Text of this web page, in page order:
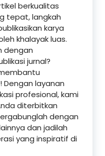
berkualitas
tepat, langkah
karya
khalayak luas.
dengan
jurnal?
Dengan layanan
profesional, kami
diterbitkan
dengan
dan jadilah
yang inspiratif di